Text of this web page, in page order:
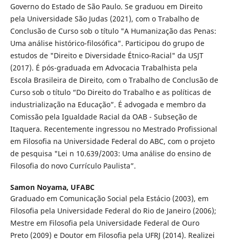
Governo do Estado de São Paulo. Se graduou em Direito
pela Universidade São Judas (2021), com o Trabalho de
Conclusão de Curso sob o título "A Humanização das Penas:
Uma análise histórico-filosófica". Participou do grupo de
estudos de "Direito e Diversidade Étnico-Racial" da USJT
(2017). É pós-graduada em Advocacia Trabalhista pela
Escola Brasileira de Direito, com o Trabalho de Conclusão de
Curso sob o título “Do Direito do Trabalho e as políticas de
industrialização na Educação”. É advogada e membro da
Comissão pela Igualdade Racial da OAB - Subseção de
Itaquera. Recentemente ingressou no Mestrado Profissional
em Filosofia na Universidade Federal do ABC, com o projeto
de pesquisa "Lei n 10.639/2003: Uma análise do ensino de
Filosofia do novo Currículo Paulista”.
Samon Noyama, UFABC
Graduado em Comunicação Social pela Estácio (2003), em
Filosofia pela Universidade Federal do Rio de Janeiro (2006);
Mestre em Filosofia pela Universidade Federal de Ouro
Preto (2009) e Doutor em Filosofia pela UFRJ (2014). Realizei